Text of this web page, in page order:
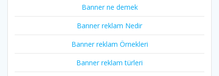
Banner ne demek
Banner reklam Nedir
Banner reklam Örnekleri
Banner reklam türleri